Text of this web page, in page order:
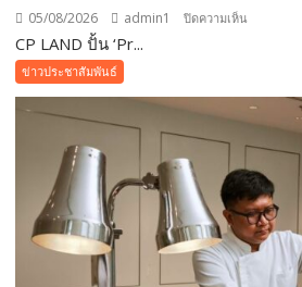
05/08/2026 admin1 ปิดความเห็น
‘Pri-
Customer
Ecosystem
เชื่อม
ลูก
CP LAND ปั้น ‘Pr...
ข่าวประชาสัมพันธ์